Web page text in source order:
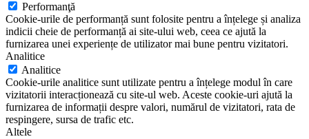
Performanţă
Cookie-urile de performanță sunt folosite pentru a înțelege și analiza
indicii cheie de performanță ai site-ului web, ceea ce ajută la
furnizarea unei experiențe de utilizator mai bune pentru vizitatori.
Analitice
Analitice
Cookie-urile analitice sunt utilizate pentru a înțelege modul în care
vizitatorii interacționează cu site-ul web. Aceste cookie-uri ajută la
furnizarea de informații despre valori, numărul de vizitatori, rata de
respingere, sursa de trafic etc.
Altele